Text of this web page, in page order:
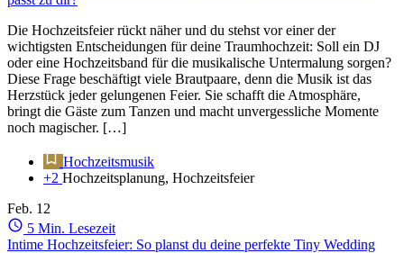
Die Hochzeitsfeier rückt näher und du stehst vor einer der
wichtigsten Entscheidungen für deine Traumhochzeit: Soll ein DJ
oder eine Hochzeitsband für die musikalische Untermalung sorgen?
Diese Frage beschäftigt viele Brautpaare, denn die Musik ist das
Herzstück jeder gelungenen Feier. Sie schafft die Atmosphäre,
bringt die Gäste zum Tanzen und macht unvergessliche Momente
noch magischer. […]
Hochzeitsmusik
+2 Hochzeitsplanung, Hochzeitsfeier
Feb. 12
5 Min. Lesezeit
Intime Hochzeitsfeier: So planst du deine perfekte Tiny Wedding